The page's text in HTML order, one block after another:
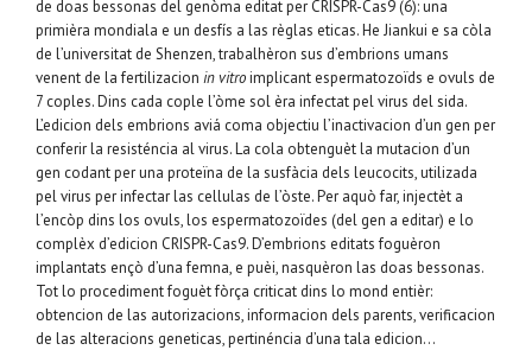
de doas bessonas del genòma editat per CRISPR-Cas9 (6): una
primièra mondiala e un desfís a las règlas eticas. He Jiankui e sa còla
de l’universitat de Shenzen, trabalhèron sus d’embrions umans
venent de la fertilizacion in vitroimplicant espermatozoïds e ovuls de
7 coples. Dins cada cople l’òme sol èra infectat pel virus del sida.
L’edicion dels embrions aviá coma objectiu l’inactivacion d’un gen per
conferir la resisténcia al virus. La cola obtenguèt la mutacion d’un
gen codant per una proteïna de la susfàcia dels leucocits, utilizada
pel virus per infectar las cellulas de l’òste. Per aquò far, injectèt a
l’encòp dins los ovuls, los espermatozoïdes (del gen a editar) e lo
complèx d’edicion CRISPR-Cas9. D’embrions editats foguèron
implantats ençò d’una femna, e puèi, nasquèron las doas bessonas.
Tot lo procediment foguèt fòrça criticat dins lo mond entièr:
obtencion de las autorizacions, informacion dels parents, verificacion
de las alteracions geneticas, pertinéncia d’una tala edicion…